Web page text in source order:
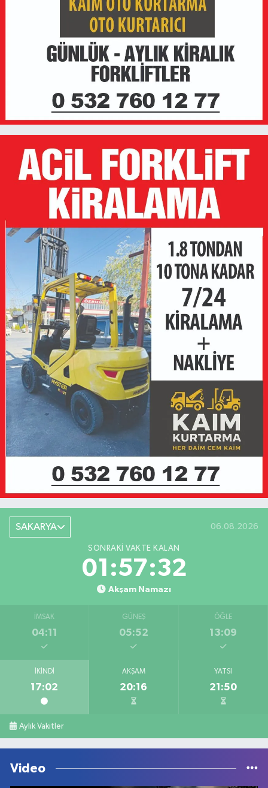
SAKARYA 06.08.2026
SONRAKI VAKTE KALAN
01:57:32
Akşam Namazı
İMSAK
04:11
GÜNEŞ
05:52
ÖĞLE
13:09
İKINDI
17:02
AKŞAM
20:16
YATSI
21:50
Aylık Vakitler
Video